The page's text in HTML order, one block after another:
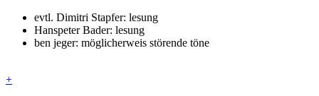
evtl. Dimitri Stapfer: lesung
Hanspeter Bader: lesung
ben jeger: möglicherweis störende töne
+